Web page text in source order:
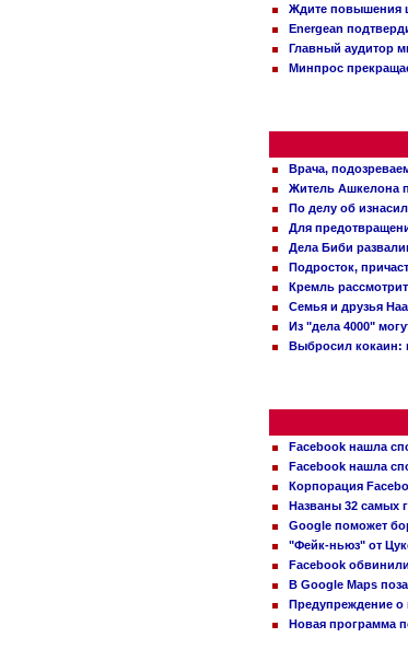
Ждите повышения
Energean
Главный аудитор
Минпрос
Врача,
Житель Ашкелона
По делу об
Для
Дела Биби
Подросток,
Кремль
Семья и друзья
Из "дела 4000"
Выбросил кокаин:
Facebook нашла
Facebook нашла
Корпорация
Названы 32 самых
Google поможет
"Фейк-ньюз" от
Facebook
В Google Maps
Предупреждение о
Новая программа